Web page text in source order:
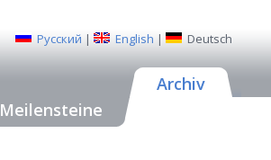
Русский | English | Deutsch
Meilensteine
Archiv